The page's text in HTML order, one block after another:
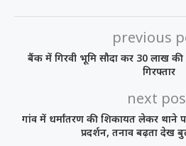
previous
बैंक में गिरवी भूमि सौदा कर 30 लाख
गिरफ्तार
next
गांव में धर्मांतरण की शिकायत लेकर थाने
प्रदर्शन, तनाव बढ़ता देख